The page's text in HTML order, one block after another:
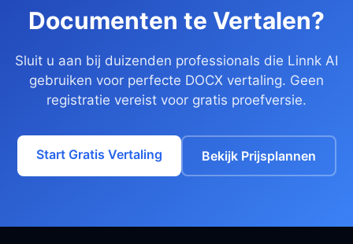
Documenten te Vertalen?
Sluit u aan bij duizenden professionals die Linnk AI
gebruiken voor perfecte DOCX vertaling. Geen
registratie vereist voor gratis proefversie.
Start Gratis Vertaling Bekijk Prijsplannen